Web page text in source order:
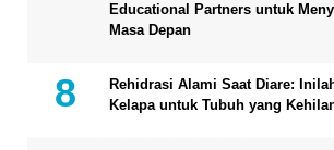
Educational Partners untuk
Masa Depan
Rehidrasi Alami Saat Diare:
Kelapa untuk Tubuh yang